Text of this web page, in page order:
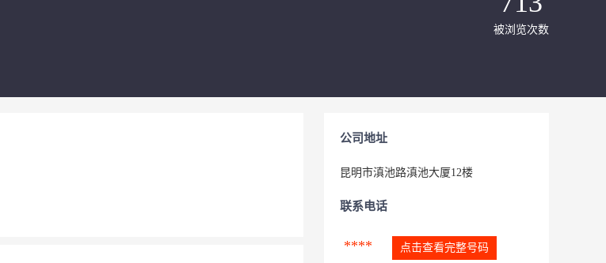
被浏览次数
公司地址
昆明市滇池路滇池大厦12楼
联系电话
**** 点击查看完整号码